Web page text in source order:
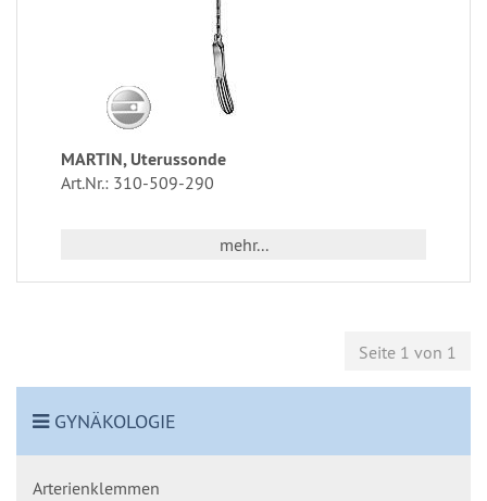
MARTIN, Uterussonde
Art.Nr.: 310-509-290
mehr...
Seite 1 von 1
GYNÄKOLOGIE
Arterienklemmen